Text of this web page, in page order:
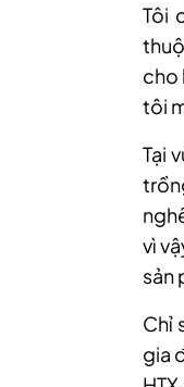
Tôi
cho
tôi
Tại
vì
sản
Chỉ
gia